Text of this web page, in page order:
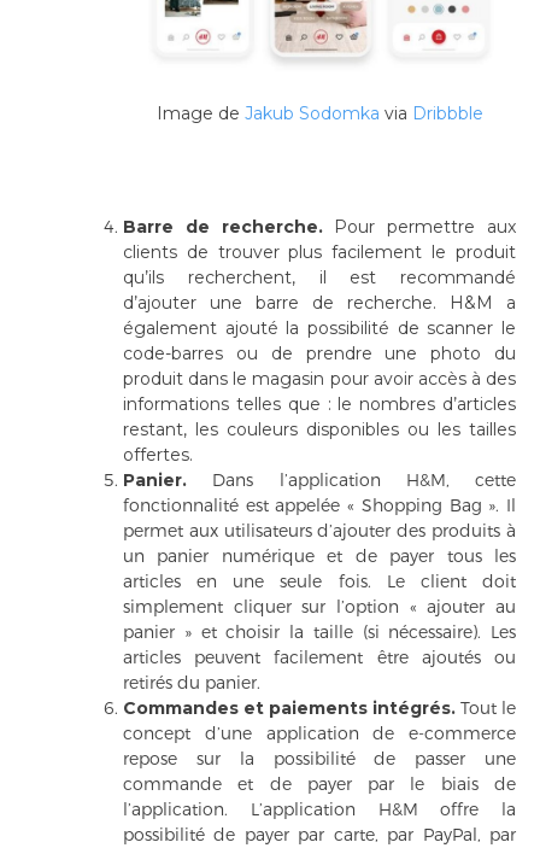
Image de Jakub Sodomka via Dribbble
Barre de recherche.Pour permettre aux
clients de trouver plus facilement le produit
qu’ils recherchent, il est recommandé
d’ajouter une barre de recherche. H&M a
également ajouté la possibilité de scanner le
code-barres ou de prendre une photo du
produit dans le magasin pour avoir accès à des
informations telles que : le nombres d’articles
restant, les couleurs disponibles ou les tailles
offertes.
Panier. Dans l’application H&M, cette
fonctionnalité est appelée « Shopping Bag ». Il
permet aux utilisateurs d’ajouter des produits à
un panier numérique et de payer tous les
articles en une seule fois. Le client doit
simplement cliquer sur l’option « ajouter au
panier » et choisir la taille (si nécessaire). Les
articles peuvent facilement être ajoutés ou
retirés du panier.
Commandes et paiements intégrés. Tout le
concept d’une application de e-commerce
repose sur la possibilité de passer une
commande et de payer par le biais de
l’application. L’application H&M offre la
possibilité de payer par carte, par PayPal, par